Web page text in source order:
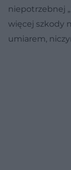
niepotrzebnej
więcej szkody
umiarem,